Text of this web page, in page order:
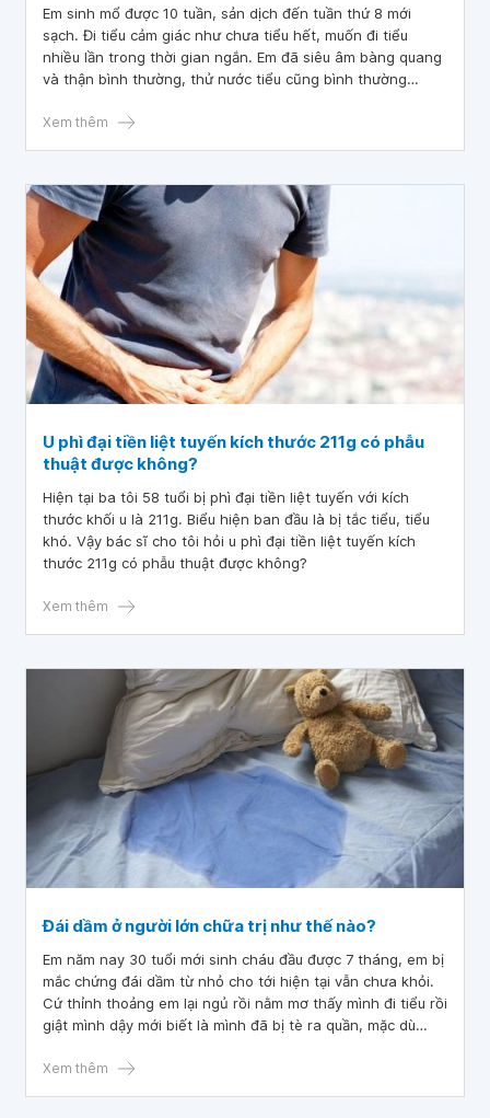
Em sinh mổ được 10 tuần, sản dịch đến tuần thứ 8 mới
sạch. Đi tiểu cảm giác như chưa tiểu hết, muốn đi tiểu
nhiều lần trong thời gian ngắn. Em đã siêu âm bàng quang
và thận bình thường, thử nước tiểu cũng bình thường
chưa hết sau sinh là bị làm sao? Mong bác sĩ tư vấn cách
Xem thêm
U phì đại tiền liệt tuyến kích thước 211g có phẫu
thuật được không?
Hiện tại ba tôi 58 tuổi bị phì đại tiền liệt tuyến với kích
thước khối u là 211g. Biểu hiện ban đầu là bị tắc tiểu, tiểu
khó. Vậy bác sĩ cho tôi hỏi u phì đại tiền liệt tuyến kích
thước 211g có phẫu thuật được không?
Xem thêm
Đái dầm ở người lớn chữa trị như thế nào?
Em năm nay 30 tuổi mới sinh cháu đầu được 7 tháng, em bị
mắc chứng đái dầm từ nhỏ cho tới hiện tại vẫn chưa khỏi.
Cứ thỉnh thoảng em lại ngủ rồi nằm mơ thấy mình đi tiểu rồi
giật mình dậy mới biết là mình đã bị tè ra quần, mặc dù
hay ăn thức ăn loãng.
Xem thêm